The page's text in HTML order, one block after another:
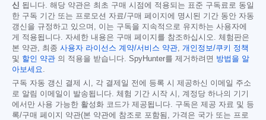
신 됩니다. 해당 약관은 최초 구매 시점에 적용되는 표준 구독료로 동일
한 구독 기간 또는 프로모션 자료/구매 페이지에 명시된 기간 동안 자동
갱신을 규정하고 있으며, 이는 구독을 지속적으로 유지하는 사용자에
게 적용됩니다. 자세한 내용은 구매 페이지를 참조하십시오. 체험판은
본 약관, 최종 사용자 라이선스 계약/서비스 약관, 개인정보/쿠키 정책
및 할인 약관 의 적용을 받습니다. SpyHunter를 제거하려면 방법을 알
아보세요.
구독 자동 갱신 결제 시, 각 결제일 전에 등록 시 제공하신 이메일 주소
로 알림 이메일이 발송됩니다. 체험 기간 시작 시, 계정당 하나의 기기
에서만 사용 가능한 활성화 코드가 제공됩니다. 구독은 제공 자료 및 등
록/구매 페이지 약관(본 약관에 참조로 포함됨, 가격은 국가 또는 프로